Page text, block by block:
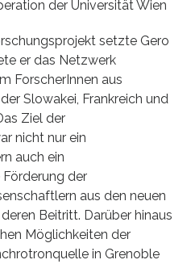
der Universität Wien
setzte Gero
er das Netzwerk
ForscherInnen aus
Slowakei, Frankreich und
Ziel der
nicht nur ein
auch ein
der
aus den neuen
Beitritt. Darüber hinaus
Möglichkeiten der
in Grenoble